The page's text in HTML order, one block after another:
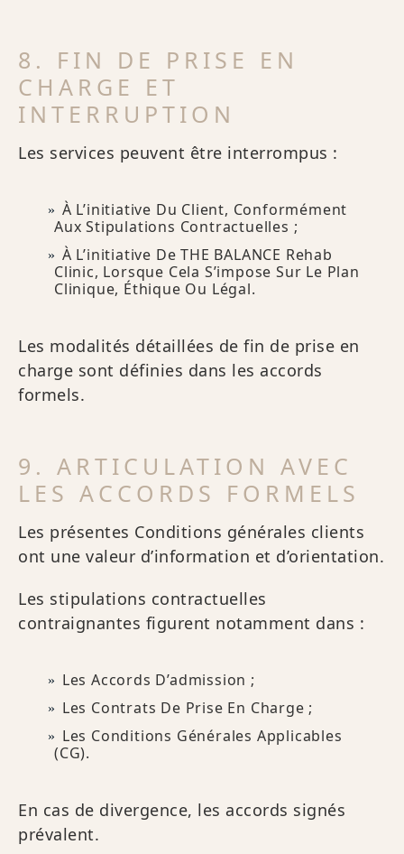
8. FIN DE PRISE EN
CHARGE ET
INTERRUPTION
Les services peuvent être interrompus :
À L’initiative Du Client, Conformément
Aux Stipulations Contractuelles ;
À L’initiative De THE BALANCE Rehab
Clinic, Lorsque Cela S’impose Sur Le Plan
Clinique, Éthique Ou Légal.
Les modalités détaillées de fin de prise en
charge sont définies dans les accords
formels.
9. ARTICULATION AVEC
LES ACCORDS FORMELS
Les présentes Conditions générales clients
ont une valeur d’information et d’orientation.
Les stipulations contractuelles
contraignantes figurent notamment dans :
Les Accords D’admission ;
Les Contrats De Prise En Charge ;
Les Conditions Générales Applicables
(CG).
En cas de divergence, les accords signés
prévalent.